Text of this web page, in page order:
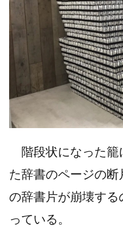
階段状になった籠
た辞書のページの
の辞書片が崩壊す
っている。